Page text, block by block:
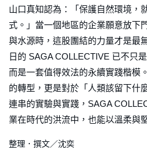
山口真知認為：「保護自然環境，
式。」當一個地區的企業願意放下
與水源時，這股團結的力量才是最
日的 SAGA COLLECTIVE 已不只
而是一套值得效法的永續實踐楷模
的轉型，更是對於「人類該留下什
連串的實驗與實踐，SAGA
業在時代的洪流中，也能以溫柔與
整理．撰文／沈奕